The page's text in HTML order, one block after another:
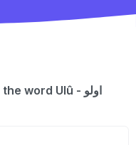
The entry is a dictionary list for the word Ulû - اولو